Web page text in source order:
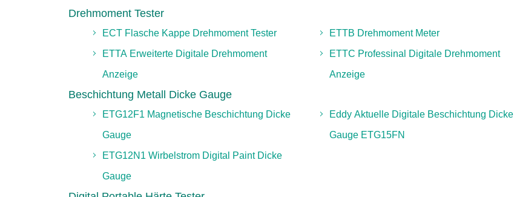
Drehmoment Tester
ECT Flasche Kappe Drehmoment Tester
ETTA Erweiterte Digitale Drehmoment
Anzeige
ETTB Drehmoment Meter
ETTC Professinal Digitale Drehmoment
Anzeige
Beschichtung Metall Dicke Gauge
ETG12F1 Magnetische Beschichtung Dicke
Gauge
ETG12N1 Wirbelstrom Digital Paint Dicke
Gauge
Eddy Aktuelle Digitale Beschichtung Dicke
Gauge ETG15FN